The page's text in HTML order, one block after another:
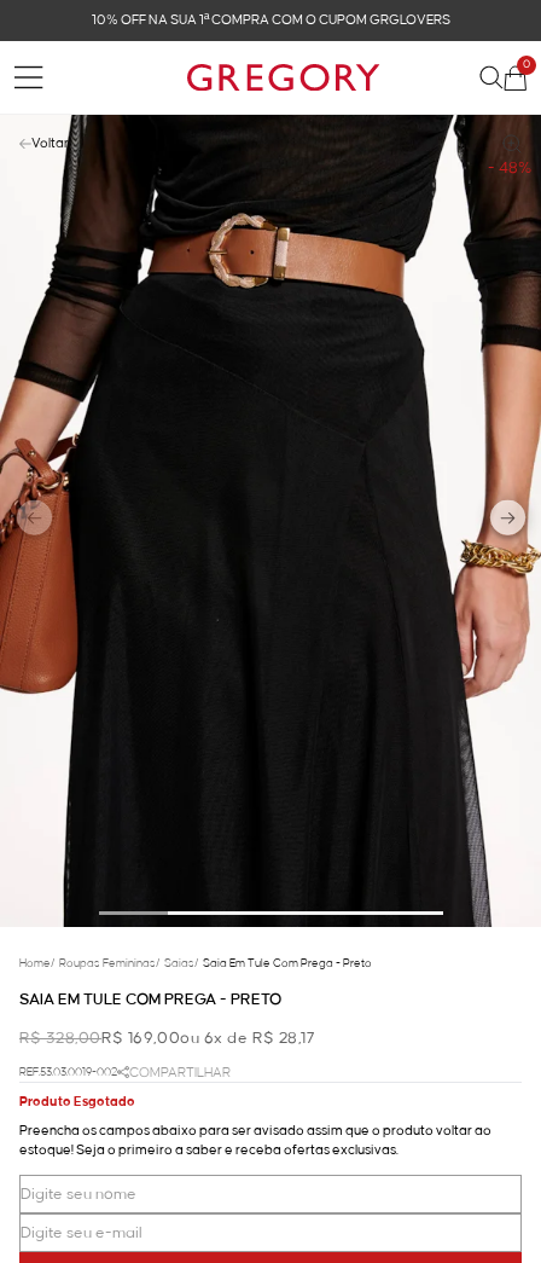
10% OFF NA SUA 1ª COMPRA COM O CUPOM GRGLOVERS
0
- 48%
Voltar
Home/ Roupas Femininas/ Saias/ Saia Em Tule Com Prega - Preto
SAIA EM TULE COM PREGA - PRETO
R$ 328,00R$ 169,00ou 6x de R$ 28,17
REF.53.03.0019-002
COMPARTILHAR
Produto Esgotado
Preencha os campos abaixo para ser avisado assim que o produto voltar ao
estoque! Seja o primeiro a saber e receba ofertas exclusivas.